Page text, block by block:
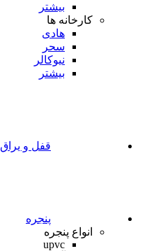
بیشتر
کارخانه ها
هادی
سحر
نیوکالر
بیشتر
قفل و یراق
پنجره
انواع پنجره
upvc